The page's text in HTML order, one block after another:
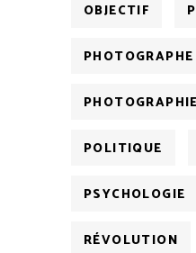
OBJECTIF
PHOTOGRAPHE
PHOTOGRAPHIE
POLITIQUE
PSYCHOLOGIE
RÉVOLUTION